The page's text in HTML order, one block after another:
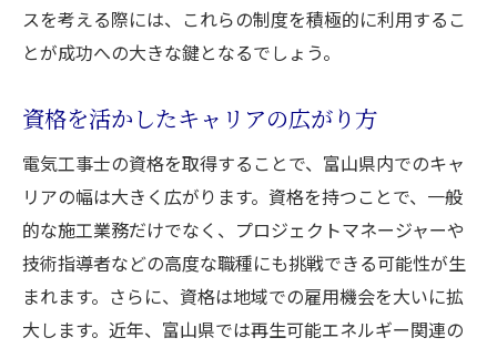
スを考える際には、これらの制度を積極的に利用するこ
とが成功への大きな鍵となるでしょう。
資格を活かしたキャリアの広がり方
電気工事士の資格を取得することで、富山県内でのキャ
リアの幅は大きく広がります。資格を持つことで、一般
的な施工業務だけでなく、プロジェクトマネージャーや
技術指導者などの高度な職種にも挑戦できる可能性が生
まれます。さらに、資格は地域での雇用機会を大いに拡
大します。近年、富山県では再生可能エネルギー関連の